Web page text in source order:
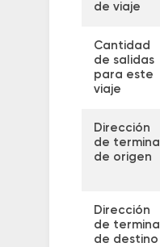
de viaje
Cantidad
de salidas
para este
viaje
Dirección
de terminal
de origen
Dirección
de terminal
de destino